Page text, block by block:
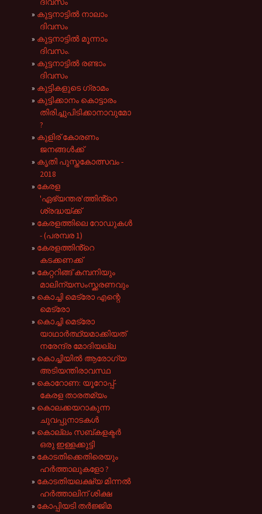
കുട്ടനാട്ടിൽ നാലാം
ദിവസം
കുട്ടനാട്ടിൽ മൂന്നാം
ദിവസം.
കുട്ടനാട്ടിൽ രണ്ടാം
ദിവസം
കുട്ടികളുടെ ഗ്രാമം
കുട്ടിക്കാനം കൊട്ടാരം
തിരിച്ചുപിടിക്കാനാവുമോ
?
കുളിര് കോരണം
ജനങ്ങൾക്ക്
കൃതി പുസ്തകോത്സവം -
2018
കേരള
'ഏഭ്യന്തര'ത്തിൻ്റെ
ശ്രദ്ധയ്ക്ക്‌
കേരളത്തിലെ റോഡുകൾ
- (പരമ്പര 1)
കേരളത്തിൻ്റെ
കടക്കണക്ക്
കേറ്ററിങ്ങ് കമ്പനിയും
മാലിന്യസംസ്ക്കരണവും
കൊച്ചി മെട്രോ എന്റെ
മെട്രോ
കൊച്ചി മെട്രോ
യാഥാർത്ഥ്യമാക്കിയത്
നരേന്ദ്ര മോദിയല്ല
കൊച്ചിയിൽ ആരോഗ്യ
അടിയന്തിരാവസ്ഥ
കൊറോണ: യൂറോപ്പ്-
കേരള താരതമ്യം
കൊലക്കയറാകുന്ന
ചുവപ്പുനാടകൾ
കൊല്ലം സബ്കളക്ടർ
ഒരു ഇള്ളക്കുട്ടി
കോടതിക്കെതിരെയും
ഹർത്താലുകളോ ?
കോടതിയലക്ഷ്യ മിന്നൽ
ഹർത്താലിന് ശിക്ഷ
കോപ്പിയടി തർജ്ജിമ